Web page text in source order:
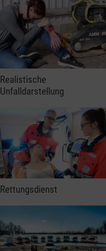
Realistische
Unfalldarstellung
Rettungsdienst